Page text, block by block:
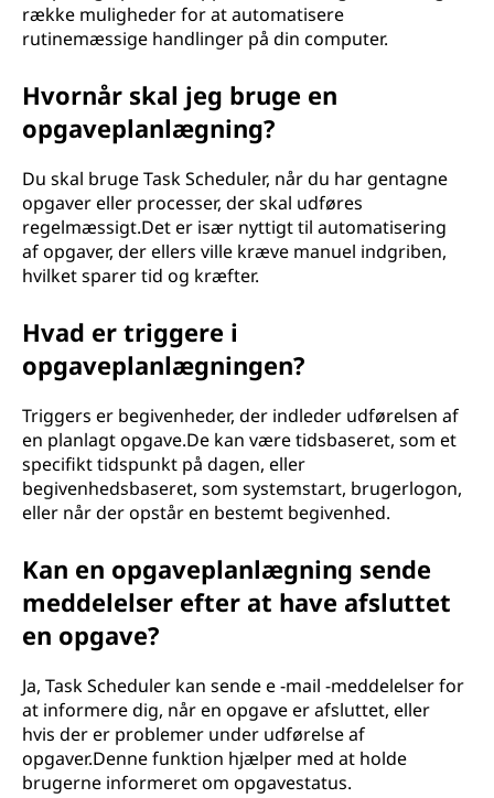
række muligheder for at automatisere
rutinemæssige handlinger på din computer.
Hvornår skal jeg bruge en
opgaveplanlægning?
Du skal bruge Task Scheduler, når du har gentagne
opgaver eller processer, der skal udføres
regelmæssigt.Det er især nyttigt til automatisering
af opgaver, der ellers ville kræve manuel indgriben,
hvilket sparer tid og kræfter.
Hvad er triggere i
opgaveplanlægningen?
Triggers er begivenheder, der indleder udførelsen af
en planlagt opgave.De kan være tidsbaseret, som et
specifikt tidspunkt på dagen, eller
begivenhedsbaseret, som systemstart, brugerlogon,
eller når der opstår en bestemt begivenhed.
Kan en opgaveplanlægning sende
meddelelser efter at have afsluttet
en opgave?
Ja, Task Scheduler kan sende e -mail -meddelelser for
at informere dig, når en opgave er afsluttet, eller
hvis der er problemer under udførelse af
opgaver.Denne funktion hjælper med at holde
brugerne informeret om opgavestatus.